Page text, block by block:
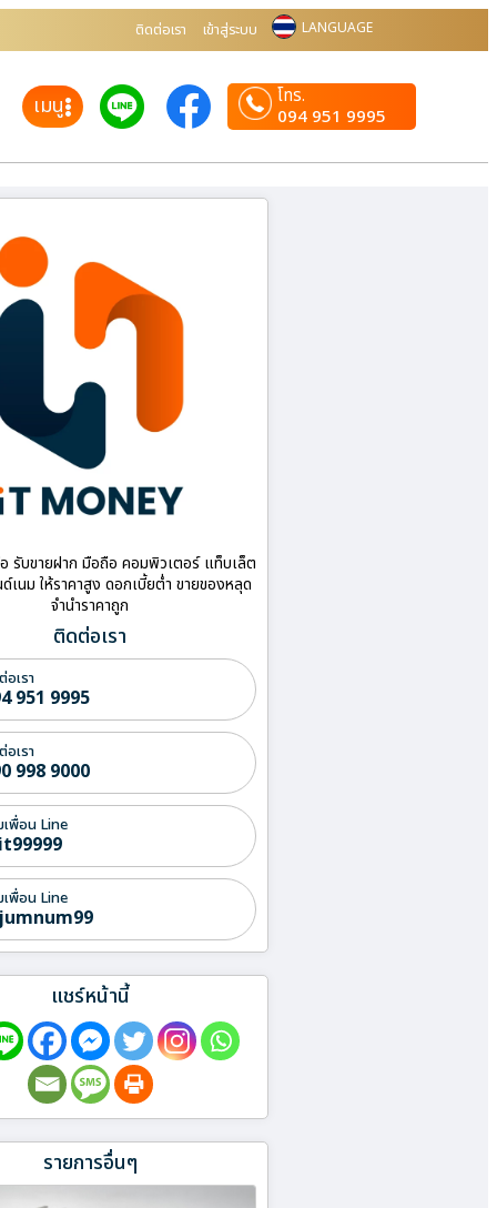
ติดต่อเรา เข้าสู่ระบบ LANGUAGE
เมนู
โทร.
094 951 9995
รับขายฝาก มือถือ คอมพิวเตอร์ แท็บเล็ต
เนม ให้ราคาสูง ดอกเบี้ยต่ำ ขายของหลุด
จำนำราคาถูก
ติดต่อเรา
อเรา
951 9995
อเรา
998 9000
เพื่อน Line
เพื่อน Line
แชร์หน้านี้
รายการอื่นๆ